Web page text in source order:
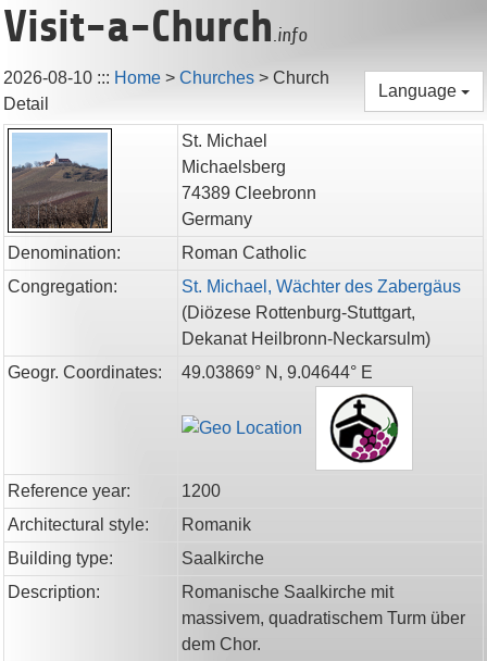
Visit-a-Church.info
2026-08-10 ::: Home > Churches > Church
Detail
Language
St. Michael
Michaelsberg
74389 Cleebronn
Germany
Denomination:
Roman Catholic
Congregation:
St. Michael, Wächter des Zabergäus
(Diözese Rottenburg-Stuttgart,
Dekanat Heilbronn-Neckarsulm)
Geogr. Coordinates:
49.03869° N, 9.04644° E
Reference year:
1200
Architectural style:
Romanik
Building type:
Saalkirche
Description:
Romanische Saalkirche mit
massivem, quadratischem Turm über
dem Chor.